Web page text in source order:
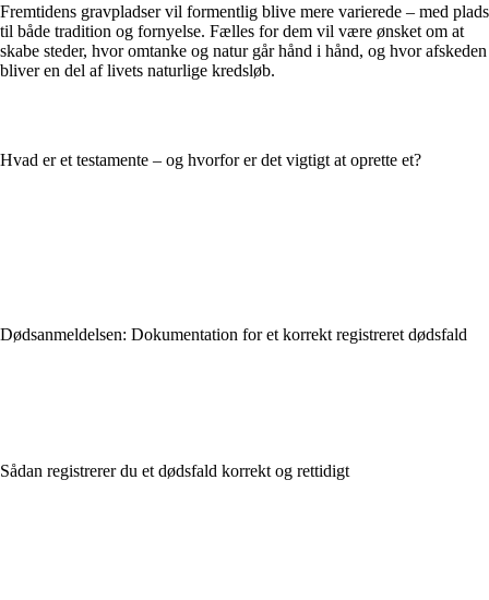
Fremtidens gravpladser vil formentlig blive mere varierede – med plads
til både tradition og fornyelse. Fælles for dem vil være ønsket om at
skabe steder, hvor omtanke og natur går hånd i hånd, og hvor afskeden
bliver en del af livets naturlige kredsløb.
Hvad er et testamente – og hvorfor er det vigtigt at oprette et?
Dødsanmeldelsen: Dokumentation for et korrekt registreret dødsfald
Sådan registrerer du et dødsfald korrekt og rettidigt